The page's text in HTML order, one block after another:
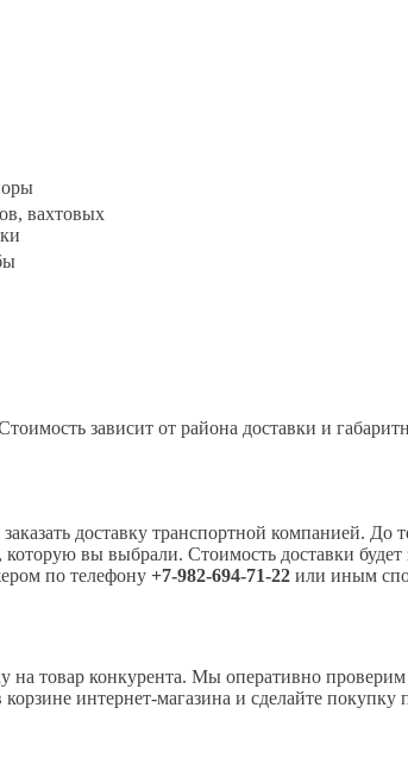
вахтовых
зависит от района доставки и
доставку транспортной компанией. До
вы выбрали. Стоимость доставки будет
по телефону +7-982-694-71-22 или иным
товар конкурента. Мы оперативно
интернет-магазина и сделайте